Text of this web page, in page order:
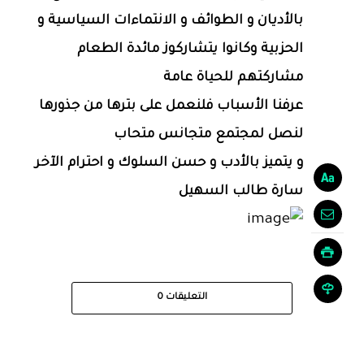
بالأديان و الطوائف و الانتماءات السياسية و
الحزبية وكانوا يتشاركوز مائدة الطعام
مشاركتهم للحياة عامة
عرفنا الأسباب فلنعمل على بترها من جذورها
لنصل لمجتمع متجانس متحاب
و يتميز بالأدب و حسن السلوك و احترام الآخر
سارة طالب السهيل
التعليقات 0